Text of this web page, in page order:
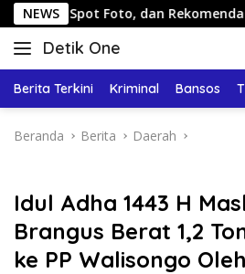
Langsung
ke
konten
NEWS
Foto, dan Rekomendasi Lumpia
Detik One
Tajam
Fakta
Berita Terkini Kriminal Bansos
Beranda Berita Daerah
Idul Adha 1443 H
Brangus Berat 1,2
ke PP Walisongo